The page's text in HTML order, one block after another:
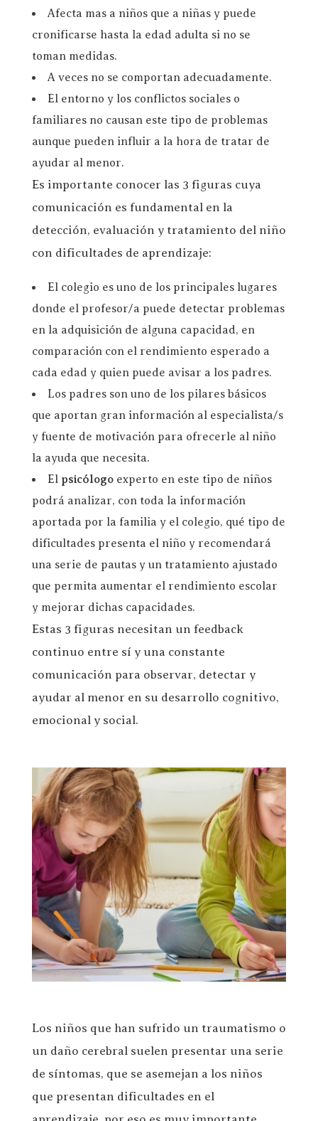
Afecta mas a niños que a niñas y puede
cronificarse hasta la edad adulta si no se
toman medidas.
A veces no se comportan adecuadamente.
El entorno y los conflictos sociales o
familiares no causan este tipo de problemas
aunque pueden influir a la hora de tratar de
ayudar al menor.
Es importante conocer las 3 figuras cuya
comunicación es fundamental en la
detección, evaluación y tratamiento del niño
con dificultades de aprendizaje:
El colegio es uno de los principales lugares
donde el profesor/a puede detectar problemas
en la adquisición de alguna capacidad, en
comparación con el rendimiento esperado a
cada edad y quien puede avisar a los padres.
Los padres son uno de los pilares básicos
que aportan gran información al especialista/s
y fuente de motivación para ofrecerle al niño
la ayuda que necesita.
El psicólogoexperto en este tipo de niños
podrá analizar, con toda la información
aportada por la familia y el colegio, qué tipo de
dificultades presenta el niño y recomendará
una serie de pautas y un tratamiento ajustado
que permita aumentar el rendimiento escolar
y mejorar dichas capacidades.
Estas 3 figuras necesitan un feedback
continuo entre sí y una constante
comunicación para observar, detectar y
ayudar al menor en su desarrollo cognitivo,
emocional y social.
Los niños que han sufrido un traumatismo o
un daño cerebral suelen presentar una serie
de síntomas, que se asemejan a los niños
que presentan dificultades en el